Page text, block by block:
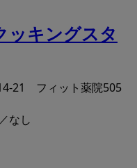
21 フィット薬院505
なし